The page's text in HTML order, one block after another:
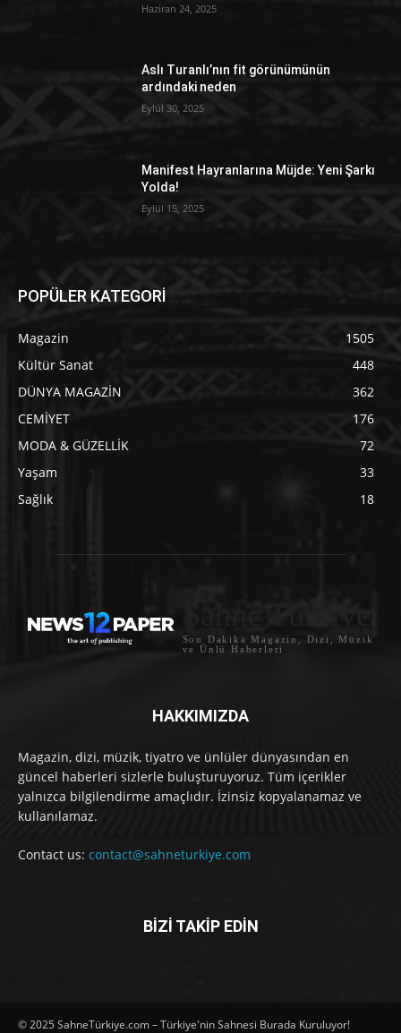
Haziran 24, 2025
Aslı Turanlı’nın fit görünümünün
ardındaki neden
Eylül 30, 2025
Manifest Hayranlarına Müjde: Yeni Şarkı
Yolda!
Eylül 15, 2025
POPÜLER KATEGORİ
Magazin
1505
Kültür Sanat
448
DÜNYA MAGAZİN
362
CEMİYET
176
MODA & GÜZELLİK
72
Yaşam
33
Sağlık
18
Sahne Türkiye
Son Dakika Magazin, Dizi, Müzik
ve Ünlü Haberleri
HAKKIMIZDA
Magazin, dizi, müzik, tiyatro ve ünlüler dünyasından en
güncel haberleri sizlerle buluşturuyoruz. Tüm içerikler
yalnızca bilgilendirme amaçlıdır. İzinsiz kopyalanamaz ve
kullanılamaz.
Contact us: contact@sahneturkiye.com
BİZİ TAKİP EDİN
© 2025 SahneTürkiye.com – Türkiye'nin Sahnesi Burada Kuruluyor!